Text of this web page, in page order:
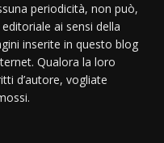
periodicità, non può,
ai sensi della
inserite in questo blog
Qualora la loro
d’autore, vogliate